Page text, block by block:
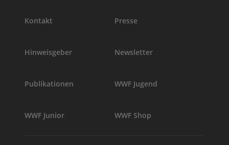
Kontakt Presse
Hinweisgeber Newsletter
Publikationen WWF Jugend
WWF Junior WWF Shop